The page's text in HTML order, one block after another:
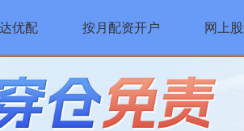
优配 按月配资开户 网上